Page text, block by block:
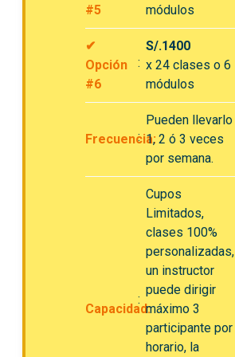
#5 módulos
✔
Opción
#6
S/.1400
x 24 clases o 6
módulos
Frecuencia:
Pueden llevarlo
1, 2 ó 3 veces
por semana.
Capacidad:
Cupos
Limitados,
clases 100%
personalizadas,
un instructor
puede dirigir
máximo 3
participante por
horario, la